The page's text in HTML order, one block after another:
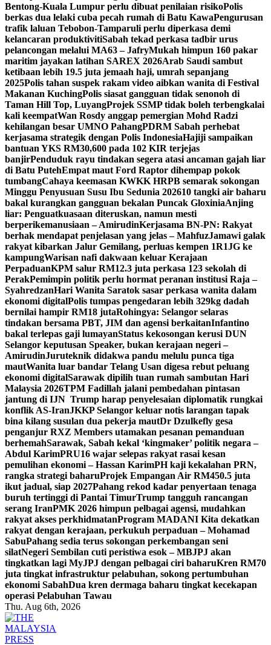
Bentong-Kuala Lumpur perlu dibuat penilaian risikoPolis
berkas dua lelaki cuba pecah rumah di Batu KawaPengurusan
trafik laluan Tebobon-Tamparuli perlu diperkasa demi
kelancaran produktivitiSabah tekad perkasa tadbir urus
pelancongan melalui MA63 – JafryMukah himpun 160 pakar
maritim jayakan latihan SAREX 2026Arab Saudi sambut
ketibaan lebih 19.5 juta jemaah haji, umrah sepanjang
2025Polis tahan suspek rakam video aibkan wanita di Festival
Makanan KuchingPolis siasat gangguan tidak senonoh di
Taman Hill Top, LuyangProjek SSMP tidak boleh terbengkalai
kali keempatWan Rosdy anggap pemergian Mohd Radzi
kehilangan besar UMNO PahangPDRM Sabah perhebat
kerjasama strategik dengan Polis IndonesiaHajiji sampaikan
bantuan YKS RM30,600 pada 102 KIR terjejas
banjirPenduduk rayu tindakan segera atasi ancaman gajah liar
di Batu PutehEmpat maut Ford Raptor dihempap pokok
tumbangCahaya keemasan KWKK HRPB semarak sokongan
Minggu Penyusuan Susu Ibu Sedunia 202610 tangki air baharu
bakal kurangkan gangguan bekalan Puncak GloxiniaAnjing
liar: Penguatkuasaan diteruskan, namun mesti
berperikemanusiaan – AmirudinKerjasama BN-PN: Rakyat
berhak mendapat penjelasan yang jelas – MahfuzJamawi galak
rakyat kibarkan Jalur Gemilang, perluas kempen 1R1JG ke
kampungWarisan nafi dakwaan keluar Kerajaan
PerpaduanKPM salur RM12.3 juta perkasa 123 sekolah di
PerakPemimpin politik perlu hormat peranan institusi Raja –
SyahredzanHari Wanita Saratok sasar perkasa wanita dalam
ekonomi digitalPolis tumpas pengedaran lebih 329kg dadah
bernilai hampir RM18 jutaRohingya: Selangor selaras
tindakan bersama PBT, JIM dan agensi berkaitanInfantino
bakal terlepas gaji lumayanStatus kekosongan kerusi DUN
Selangor keputusan Speaker, bukan kerajaan negeri –
AmirudinJuruteknik didakwa pandu melulu punca tiga
mautWanita luar bandar Telang Usan digesa rebut peluang
ekonomi digitalSarawak dipilih tuan rumah sambutan Hari
Malaysia 2026TPM Fadillah jalani pembedahan pintasan
jantung di IJN Trump harap penyelesaian diplomatik rungkai
konflik AS-IranJKKP Selangor keluar notis larangan tapak
bina kilang susulan dua pekerja mautDr Dzulkefly gesa
penganjur RXZ Members utamakan pesanan pemanduan
berhemahSarawak, Sabah kekal ‘kingmaker’ politik negara –
Abdul KarimPRU16 wajar selepas rakyat rasai kesan
pemulihan ekonomi – Hassan KarimPH kaji kekalahan PRN,
rangka strategi baharuProjek Empangan Air RM450.5 juta
ikut jadual, siap 2027Pahang rekod kadar penyertaan tenaga
buruh tertinggi di Pantai TimurTrump tangguh rancangan
serang IranPMK 2026 himpun pelbagai agensi, mudahkan
rakyat akses perkhidmatanProgram MADANI Kita dekatkan
rakyat dengan kerajaan, perkukuh perpaduan – Mohamad
SabuPahang sedia terus sokongan perkembangan seni
silatNegeri Sembilan cuti peristiwa esok – MBJPJ akan
tingkatkan lagi MyJPJ dengan pelbagai ciri baharuKren RM70
juta tingkat infrastruktur pelabuhan, sokong pertumbuhan
ekonomi SabahDua kren dermaga baharu tingkat kecekapan
operasi Pelabuhan Tawau
Thu. Aug 6th, 2026